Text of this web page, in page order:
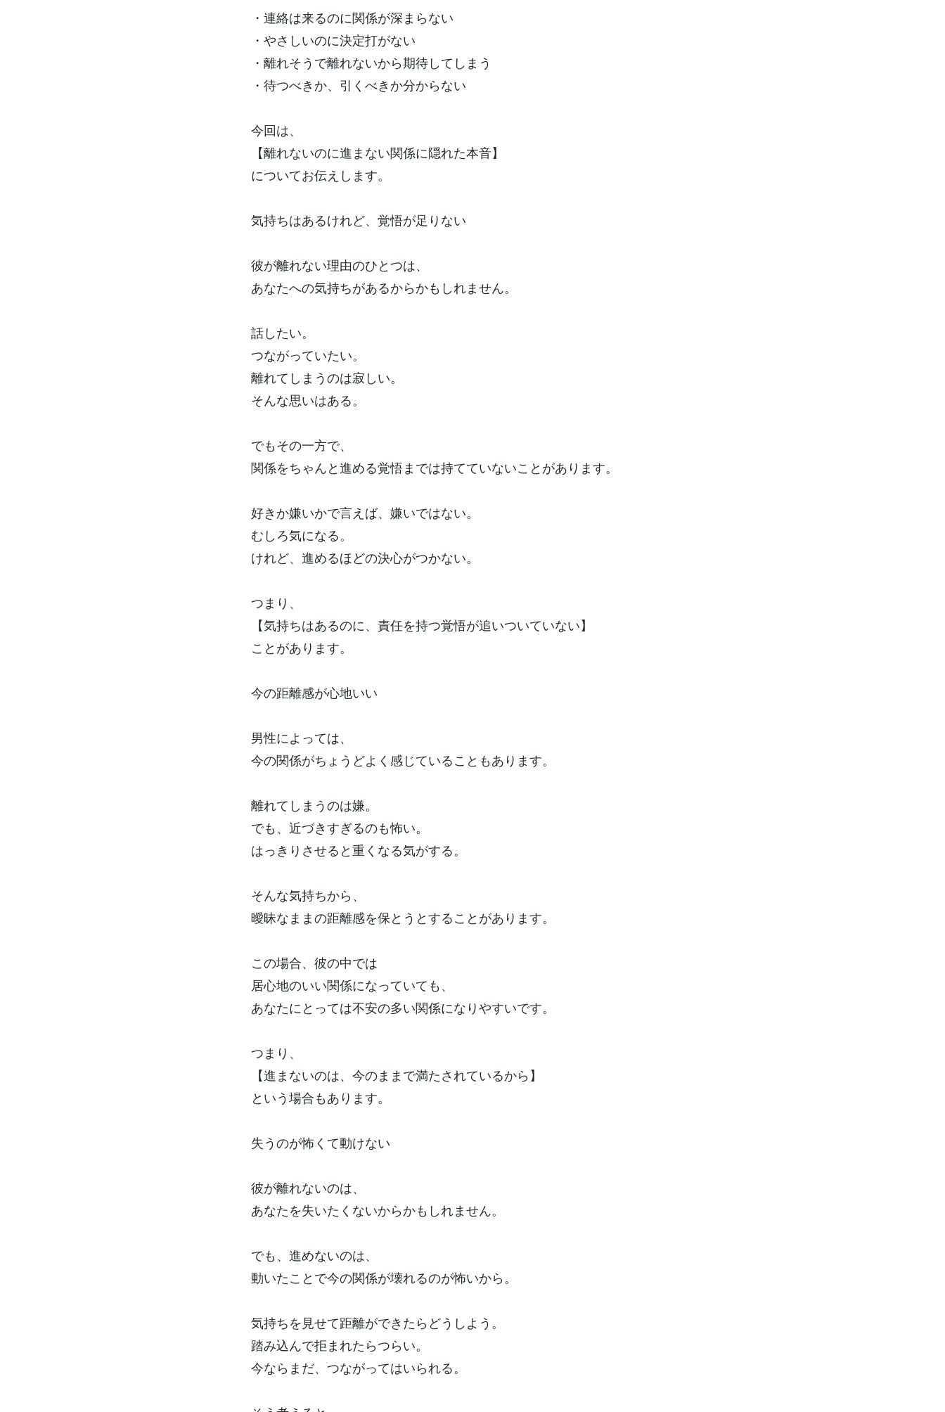
・連絡は来るのに関係が深まらない
・やさしいのに決定打がない
・離れそうで離れないから期待してしまう
・待つべきか、引くべきか分からない
今回は、
【離れないのに進まない関係に隠れた本音】
についてお伝えします。
気持ちはあるけれど、覚悟が足りない
彼が離れない理由のひとつは、
あなたへの気持ちがあるからかもしれません。
話したい。
つながっていたい。
離れてしまうのは寂しい。
そんな思いはある。
でもその一方で、
関係をちゃんと進める覚悟までは持てていないことがあります。
好きか嫌いかで言えば、嫌いではない。
むしろ気になる。
けれど、進めるほどの決心がつかない。
つまり、
【気持ちはあるのに、責任を持つ覚悟が追いついていない】
ことがあります。
今の距離感が心地いい
男性によっては、
今の関係がちょうどよく感じていることもあります。
離れてしまうのは嫌。
でも、近づきすぎるのも怖い。
はっきりさせると重くなる気がする。
そんな気持ちから、
曖昧なままの距離感を保とうとすることがあります。
この場合、彼の中では
居心地のいい関係になっていても、
あなたにとっては不安の多い関係になりやすいです。
つまり、
【進まないのは、今のままで満たされているから】
という場合もあります。
失うのが怖くて動けない
彼が離れないのは、
あなたを失いたくないからかもしれません。
でも、進めないのは、
動いたことで今の関係が壊れるのが怖いから。
気持ちを見せて距離ができたらどうしよう。
踏み込んで拒まれたらつらい。
今ならまだ、つながってはいられる。